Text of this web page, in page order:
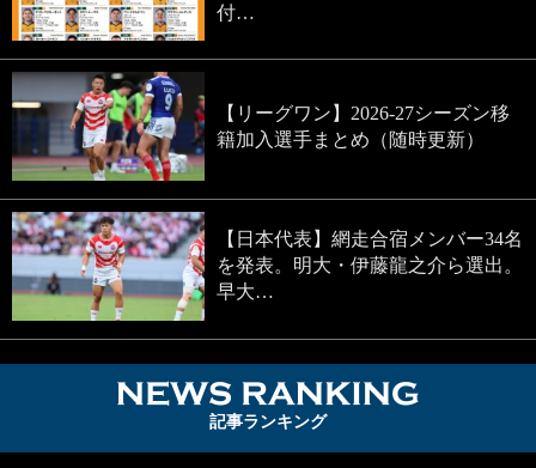
付…
【リーグワン】2026-27シーズン移
籍加入選手まとめ（随時更新）
【日本代表】網走合宿メンバー34名
を発表。明大・伊藤龍之介ら選出。
早大…
記事ランキング